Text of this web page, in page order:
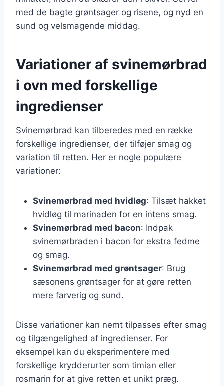
med de bagte grøntsager og risene, og nyd en
sund og velsmagende middag.
Variationer af svinemørbrad
i ovn med forskellige
ingredienser
Svinemørbrad kan tilberedes med en række
forskellige ingredienser, der tilføjer smag og
variation til retten. Her er nogle populære
variationer:
Svinemørbrad med hvidløg: Tilsæt hakket
hvidløg til marinaden for en intens smag.
Svinemørbrad med bacon: Indpak
svinemørbraden i bacon for ekstra fedme
og smag.
Svinemørbrad med grøntsager: Brug
sæsonens grøntsager for at gøre retten
mere farverig og sund.
Disse variationer kan nemt tilpasses efter smag
og tilgængelighed af ingredienser. For
eksempel kan du eksperimentere med
forskellige krydderurter som timian eller
rosmarin for at give retten et unikt præg.